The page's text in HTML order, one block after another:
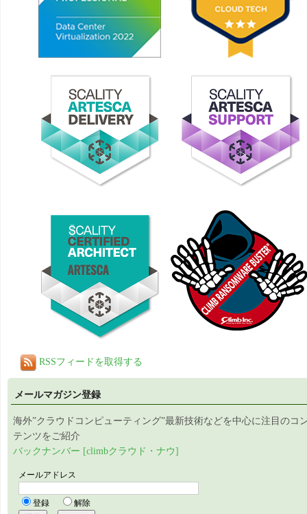
RSSフィードを取得する
メールマガジン登録
海外”クラウドコンピューティング”最新技術などを中心に注目のコ
テンツをご紹介
バックナンバー [climbクラウド・ナウ]